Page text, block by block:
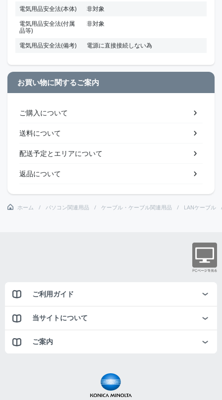
電気用品安全法(本体)
非対象
電気用品安全法(付属
品等)
非対象
電気用品安全法(備考) 電源に直接接続しない為
お買い物に関するご案内
ご購入について
送料について
配送予定とエリアについて
返品について
ホーム パソコン関連用品 ケーブル・ケーブル関連用品 LANケーブル
ご利用ガイド
当サイトについて
ご案内